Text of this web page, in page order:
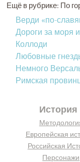
Ещё в рубрике: По
Верди «по-
Дороги за моря
Коллоди
Любовные
Немного
Римская
История
Европейская
Российская
Персонажи